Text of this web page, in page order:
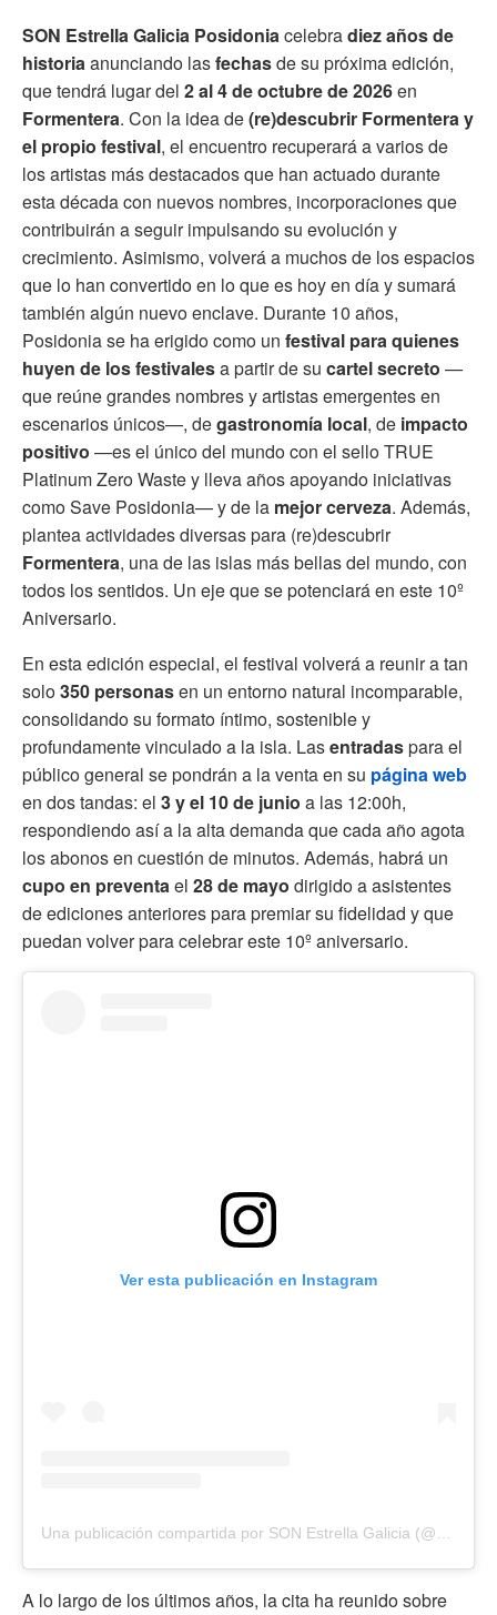
SON Estrella Galicia Posidoniacelebradiez años de
historiaanunciando lasfechasde su próxima edición,
que tendrá lugar del 2 al 4 de octubre de 2026en
Formentera. Con la idea de(re)descubrir Formentera y
el propio festival, el encuentro recuperará a varios de
los artistas más destacados que han actuado durante
esta década con nuevos nombres, incorporaciones que
contribuirán a seguir impulsando su evolución y
crecimiento. Asimismo, volverá a muchos de los espacios
que lo han convertido en lo que es hoy en día y sumará
también algún nuevo enclave. Durante 10 años,
Posidonia se ha erigido como un festival para quienes
huyen de los festivalesa partir de su cartel secreto —
que reúne grandes nombres y artistas emergentes en
escenarios únicos—, degastronomía local, de impacto
positivo —es el único del mundo con el sello TRUE
Platinum Zero Waste y lleva años apoyando iniciativas
como Save Posidonia— y de la mejor cerveza. Además,
plantea actividades diversas para (re)descubrir
Formentera, una de las islas más bellas del mundo, con
todos los sentidos. Un eje que se potenciará en este 10º
Aniversario.
En esta edición especial, el festival volverá a reunir a tan
solo350 personasen un entorno natural incomparable,
consolidando su formato íntimo, sostenible y
profundamente vinculado a la isla. Lasentradaspara el
público general se pondrán a la venta en su página web
en dos tandas: el 3 y el 10 de junio a las 12:00h,
respondiendo así a la alta demanda que cada año agota
los abonos en cuestión de minutos. Además, habrá un
cupo en preventael 28 de mayo dirigido a asistentes
de ediciones anteriores para premiar su fidelidad y que
puedan volver para celebrar este 10º aniversario.
Ver esta publicación en Instagram
A lo largo de los últimos años, la cita ha reunido sobre